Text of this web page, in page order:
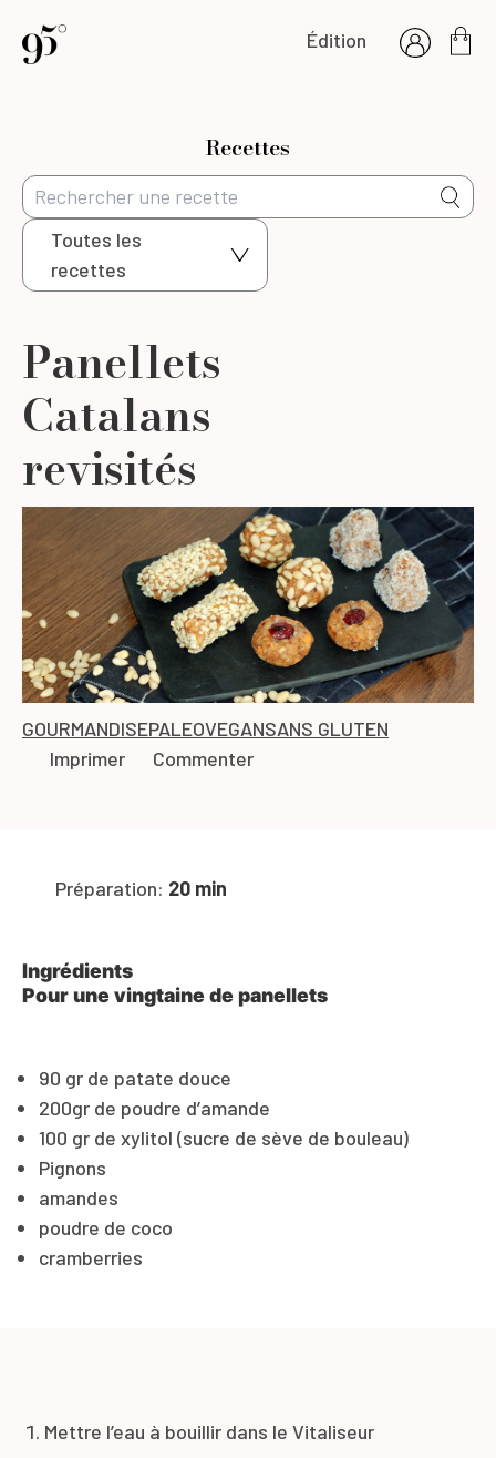
Édition
Recettes
Toutes les
recettes
Panellets
Catalans
revisités
GOURMANDISEPALEOVEGANSANS GLUTEN
Imprimer
Commenter
Préparation: 20 min
Ingrédients
Pour une vingtaine de panellets
90 gr de patate douce
200gr de poudre d’amande
100 gr de xylitol (sucre de sève de bouleau)
Pignons
amandes
poudre de coco
cramberries
Mettre l’eau à bouillir dans le Vitaliseur